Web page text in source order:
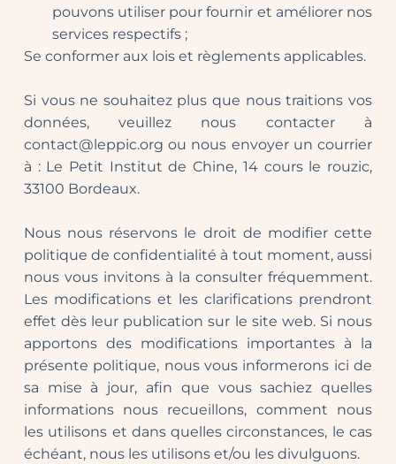
pouvons utiliser pour fournir et améliorer nos
services respectifs ;
Se conformer aux lois et règlements applicables.
Si vous ne souhaitez plus que nous traitions vos
données, veuillez nous contacter à
contact@leppic.org ou nous envoyer un courrier
à : Le Petit Institut de Chine, 14 cours le rouzic,
33100 Bordeaux.
Nous nous réservons le droit de modifier cette
politique de confidentialité à tout moment, aussi
nous vous invitons à la consulter fréquemment.
Les modifications et les clarifications prendront
effet dès leur publication sur le site web. Si nous
apportons des modifications importantes à la
présente politique, nous vous informerons ici de
sa mise à jour, afin que vous sachiez quelles
informations nous recueillons, comment nous
les utilisons et dans quelles circonstances, le cas
échéant, nous les utilisons et/ou les divulguons.